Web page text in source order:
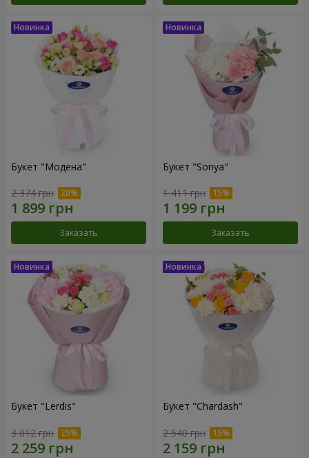
Букет "Модена"
2 374 грн
Заказать
Букет "Sonya"
1 411 грн
Заказать
Букет "Lerdis"
3 012 грн
Букет "Chardash"
2 540 грн